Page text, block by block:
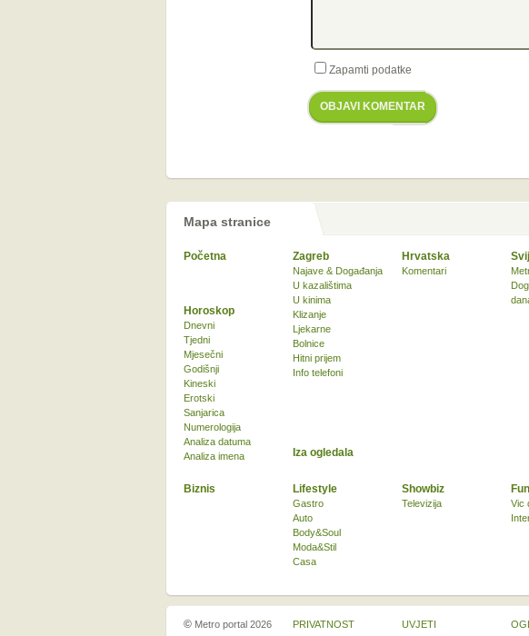
Zapamti podatke
OBJAVI KOMENTAR
Mapa stranice
Početna Zagreb
Najave & Događanja
U kazalištima
U kinima
Klizanje
Ljekarne
Bolnice
Hitni prijem
Info telefoni
Hrvatska
Komentari
Biznis Lifestyle
Gastro
Auto
Body&Soul
Moda&Stil
Casa
Showbiz
Televizija
Fun
Vic
Horoskop
Dnevni
Tjedni
Mjesečni
Godišnji
Kineski
Erotski
Sanjarica
Numerologija
Analiza datuma
Analiza imena
Iza ogledala
© Metro portal 2026 PRIVATNOST UVJETI